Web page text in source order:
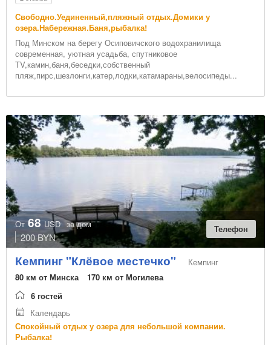
Свободно.Уединенный,пляжный отдых.Домики у
озера.Набережная.Баня,рыбалка!
Под Минском на берегу Осиповичского водохранилища
современная, уютная усадьба, спутниковое
TV,камин,баня,беседки,собственный
пляж,пирс,шезлонги,катер,лодки,катамараны,велосипеды...
От 68USD за дом
200 BYN
Телефон
Кемпинг "Клёвое местечко"
Кемпинг
80 км от Минска
170 км от Могилева
6 гостей
Календарь
Спокойный отдых у озера для небольшой компании.
Рыбалка!